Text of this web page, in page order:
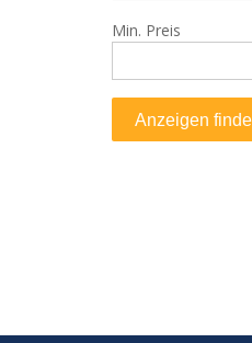
Min. Preis